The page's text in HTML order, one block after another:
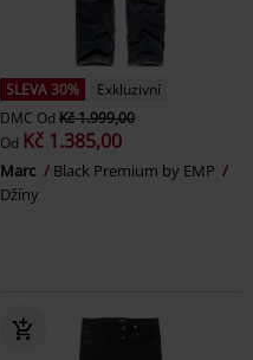
SLEVA 30%
Exkluzivní
DMC Od Kč 1.999,00
Od Kč 1.385,00
Marc
Black Premium by EMP
Džíny